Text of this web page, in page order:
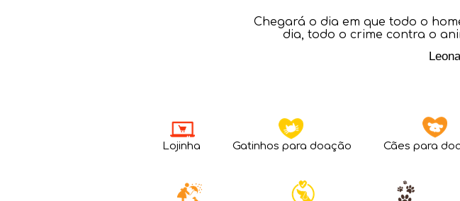
Chegará o dia em que todo o
dia, todo o crime contra o
Lojinha Gatinhos para doação Cães para